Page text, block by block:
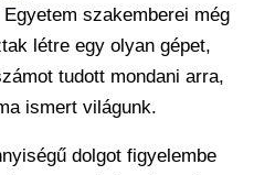
szakemberei még
létre egy olyan gépet,
tudott mondani arra,
ismert világunk.
dolgot figyelembe